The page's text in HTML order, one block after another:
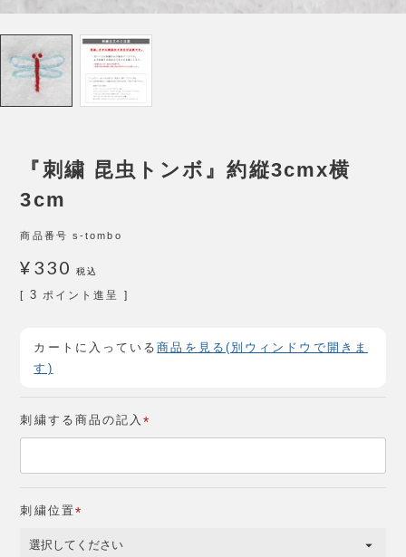
『刺繍 昆虫トンボ』約縦3cmx横
3cm
商品番号 s-tombo
¥ 330 税込
[ 3 ポイント進呈 ]
カートに入っている商品を見る(別ウィンドウで開きま
す)
刺繍する商品の記入
(
須
刺繍位置
必